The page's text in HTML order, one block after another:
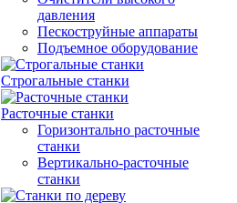
давления
Пескоструйные аппараты
Подъемное оборудование
Строгальные станки
Расточные станки
Горизонтально расточные
станки
Вертикально-расточные
станки